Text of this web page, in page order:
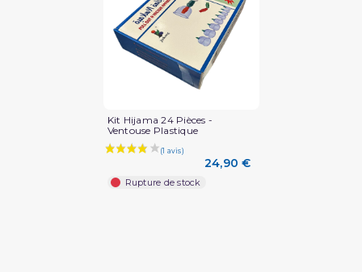
Kit Hijama 24 Pièces -
Ventouse Plastique
24,90 €
Rupture de stock